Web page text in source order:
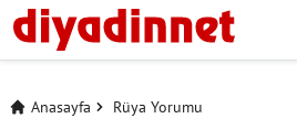
Anasayfa Rüya Yorumu